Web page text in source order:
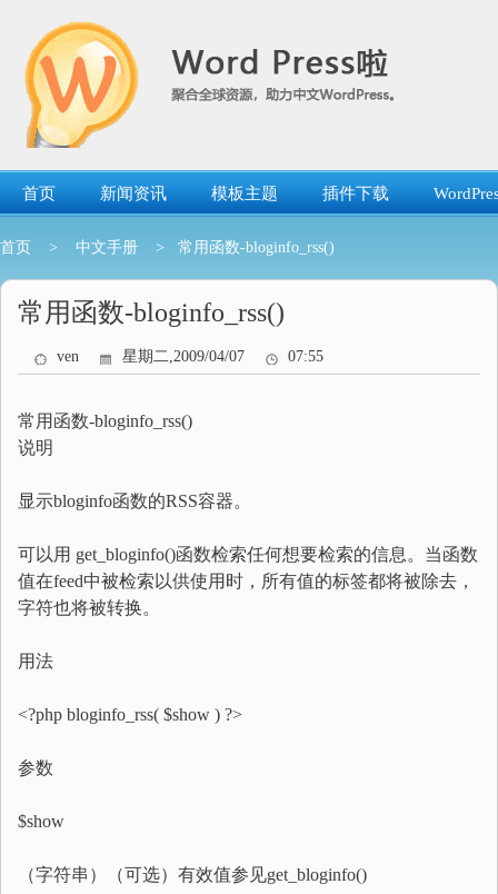
首页 新闻资讯 模板主题 插件下载
首页 > 中文手册 > 常用函数-bloginfo_rss()
常用函数-bloginfo_rss()
ven 星期二,2009/04/07 07:55
常用函数-bloginfo_rss()
说明
显示bloginfo函数的RSS容器。
可以用 get_bloginfo()函数检索任何想要检索的信息。当函数
值在feed中被检索以供使用时，所有值的标签都将被除去，
字符也将被转换。
用法
<?php bloginfo_rss( $show ) ?>
参数
$show
（字符串）（可选）有效值参见get_bloginfo()